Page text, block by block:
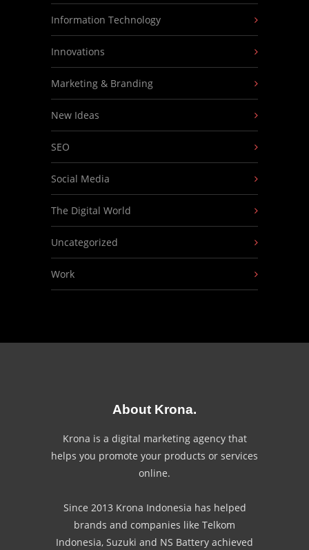
Information Technology
Innovations
Marketing & Branding
New Ideas
SEO
Social Media
The Digital World
Uncategorized
Work
About Krona.
Krona is a digital marketing agency that
helps you promote your products or services
online.
Since 2013 Krona Indonesia has helped
brands and companies like Telkom
Indonesia, Suzuki and NS Battery achieved